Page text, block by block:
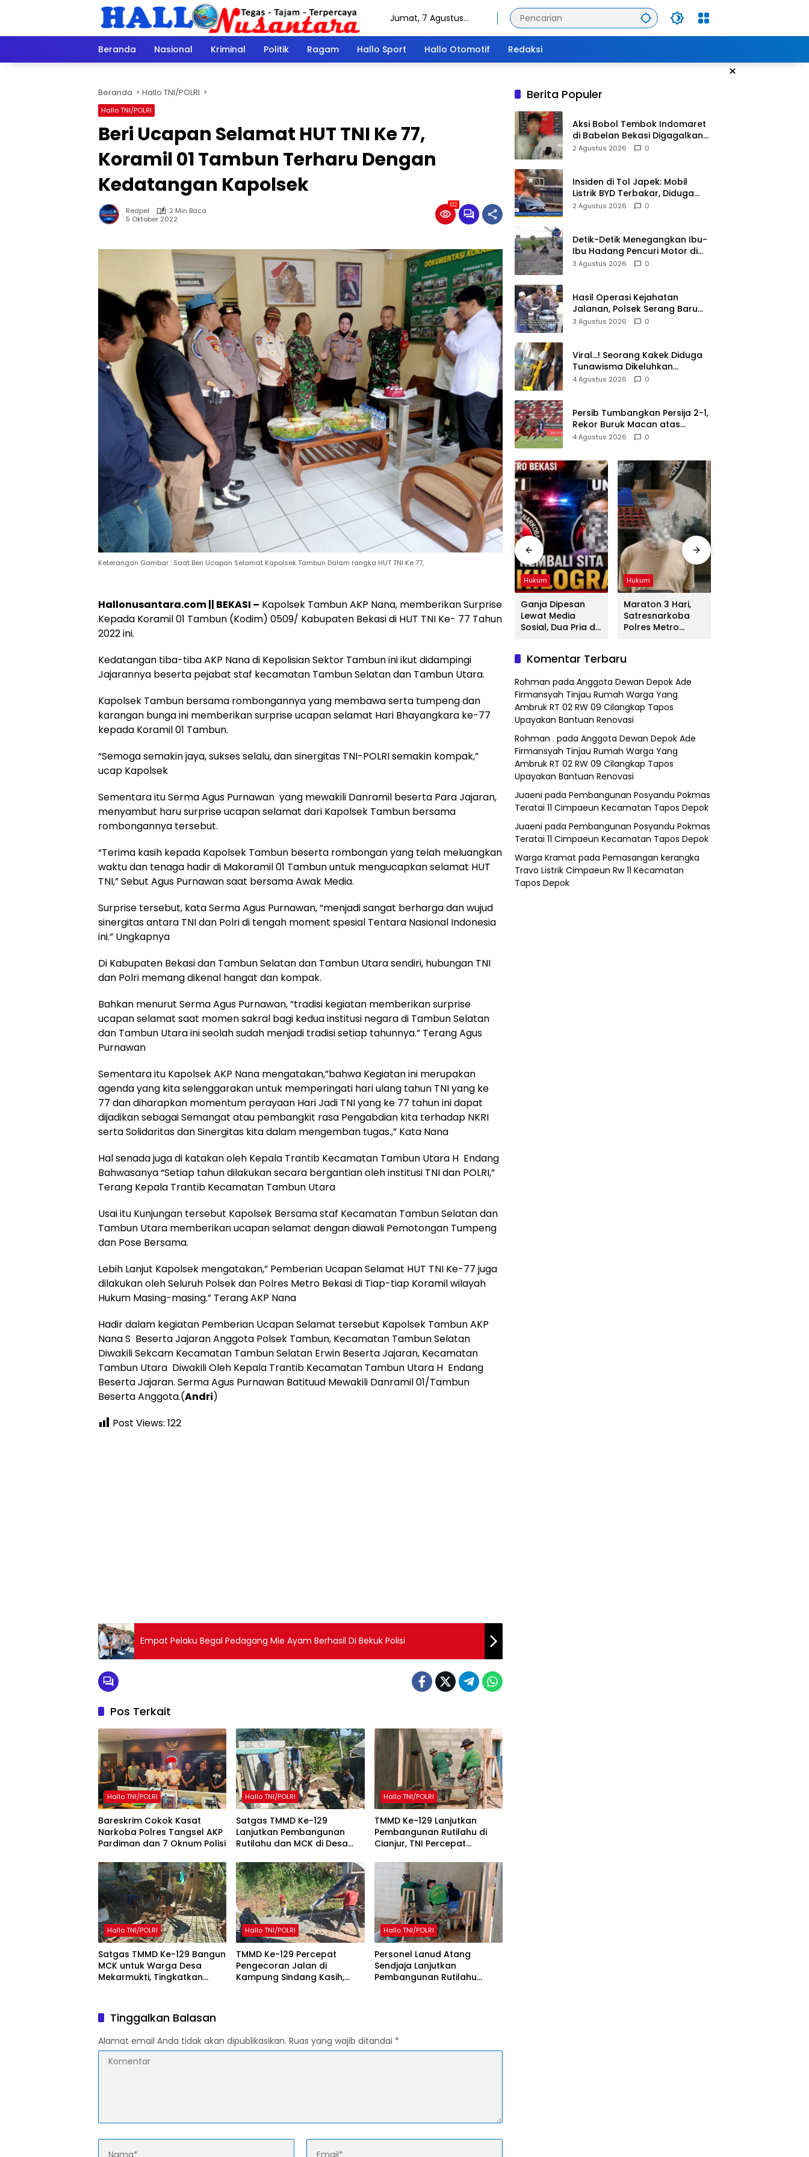
Jumat, 7 Agustus
Beranda
Nasional Kriminal Politik Ragam Hallo Sport Hallo Otomotif Redaksi
×
Beranda Hallo TNI/POLRI
Hallo TNI/POLRI
Beri Ucapan Selamat HUT TNI Ke 77,
Koramil 01 Tambun Terharu Dengan
Kedatangan Kapolsek
Redpel
2 Min Baca
5 Oktober 2022
122
Keterangan Gambar : Saat Beri Ucapan Selamat Kapolsek Tambun Dalam rangka HUT TNI Ke 77,
Hallonusantara.com || BEKASI – Kapolsek Tambun AKP Nana, memberikan Surprise
Kepada Koramil 01 Tambun (Kodim) 0509/ Kabupaten Bekasi di HUT TNI Ke- 77 Tahun
2022 ini.
Kedatangan tiba-tiba AKP Nana di Kepolisian Sektor Tambun ini ikut didampingi
Jajarannya beserta pejabat staf kecamatan Tambun Selatan dan Tambun Utara.
Kapolsek Tambun bersama rombongannya yang membawa serta tumpeng dan
karangan bunga ini memberikan surprise ucapan selamat Hari Bhayangkara ke-77
kepada Koramil 01 Tambun.
“Semoga semakin jaya, sukses selalu, dan sinergitas TNI-POLRI semakin kompak,”
ucap Kapolsek
Sementara itu Serma Agus Purnawan yang mewakili Danramil beserta Para Jajaran,
menyambut haru surprise ucapan selamat dari Kapolsek Tambun bersama
rombongannya tersebut.
“Terima kasih kepada Kapolsek Tambun beserta rombongan yang telah meluangkan
waktu dan tenaga hadir di Makoramil 01 Tambun untuk mengucapkan selamat HUT
TNI,” Sebut Agus Purnawan saat bersama Awak Media.
Surprise tersebut, kata Serma Agus Purnawan, “menjadi sangat berharga dan wujud
sinergitas antara TNI dan Polri di tengah moment spesial Tentara Nasional Indonesia
ini.” Ungkapnya
Di Kabupaten Bekasi dan Tambun Selatan dan Tambun Utara sendiri, hubungan TNI
dan Polri memang dikenal hangat dan kompak.
Bahkan menurut Serma Agus Purnawan, “tradisi kegiatan memberikan surprise
ucapan selamat saat momen sakral bagi kedua institusi negara di Tambun Selatan
dan Tambun Utara ini seolah sudah menjadi tradisi setiap tahunnya.” Terang Agus
Purnawan
Sementara itu Kapolsek AKP Nana mengatakan,”bahwa Kegiatan ini merupakan
agenda yang kita selenggarakan untuk memperingati hari ulang tahun TNI yang ke
77 dan diharapkan momentum perayaan Hari Jadi TNI yang ke 77 tahun ini dapat
dijadikan sebagai Semangat atau pembangkit rasa Pengabdian kita terhadap NKRI
serta Solidaritas dan Sinergitas kita dalam mengemban tugas.,” Kata Nana
Hal senada juga di katakan oleh Kepala Trantib Kecamatan Tambun Utara H Endang
Bahwasanya “Setiap tahun dilakukan secara bergantian oleh institusi TNI dan POLRI,”
Terang Kepala Trantib Kecamatan Tambun Utara
Usai itu Kunjungan tersebut Kapolsek Bersama staf Kecamatan Tambun Selatan dan
Tambun Utara memberikan ucapan selamat dengan diawali Pemotongan Tumpeng
dan Pose Bersama.
Lebih Lanjut Kapolsek mengatakan,” Pemberian Ucapan Selamat HUT TNI Ke-77 juga
dilakukan oleh Seluruh Polsek dan Polres Metro Bekasi di Tiap-tiap Koramil wilayah
Hukum Masing-masing.” Terang AKP Nana
Hadir dalam kegiatan Pemberian Ucapan Selamat tersebut Kapolsek Tambun AKP
Nana S Beserta Jajaran Anggota Polsek Tambun, Kecamatan Tambun Selatan
Diwakili Sekcam Kecamatan Tambun Selatan Erwin Beserta Jajaran, Kecamatan
Tambun Utara Diwakili Oleh Kepala Trantib Kecamatan Tambun Utara H Endang
Beserta Jajaran. Serma Agus Purnawan Batituud Mewakili Danramil 01/Tambun
Beserta Anggota.(Andri)
Post Views: 122
Empat Pelaku Begal Pedagang Mie Ayam Berhasil Di Bekuk Polisi
Pos Terkait
Hallo TNI/POLRI
Bareskrim Cokok Kasat
Narkoba Polres Tangsel AKP
Pardiman dan 7 Oknum Polisi
Hallo TNI/POLRI
Satgas TMMD Ke-129
Lanjutkan Pembangunan
Rutilahu dan MCK di Desa
Hallo TNI/POLRI
TMMD Ke-129 Lanjutkan
Pembangunan Rutilahu di
Cianjur, TNI Percepat
Warga
Hallo TNI/POLRI
Satgas TMMD Ke-129 Bangun
MCK untuk Warga Desa
Mekarmukti, Tingkatkan
Hallo TNI/POLRI
TMMD Ke-129 Percepat
Pengecoran Jalan di
Kampung Sindang Kasih,
Hallo TNI/POLRI
Personel Lanud Atang
Sendjaja Lanjutkan
Pembangunan Rutilahu
Tinggalkan Balasan
Alamat email Anda tidak akan dipublikasikan. Ruas yang wajib ditandai *
Berita Populer
Aksi Bobol Tembok Indomaret
di Babelan Bekasi Digagalkan
Satpam dan Warga, Dua
2 Agustus 2026 0
Insiden di Tol Japek: Mobil
Listrik BYD Terbakar, Diduga
Gangguan Korsleting Listrik
2 Agustus 2026 0
Detik-Detik Menegangkan Ibu-
Ibu Hadang Pencuri Motor di
Purwasari Karawang, Pelaku
3 Agustus 2026 0
Hasil Operasi Kejahatan
Jalanan, Polsek Serang Baru
Serahkan Motor Hilang ke
3 Agustus 2026 0
Viral…! Seorang Kakek Diduga
Tunawisma Dikeluhkan
Penumpang dan Turun dari
4 Agustus 2026 0
Persib Tumbangkan Persija 2-1,
Rekor Buruk Macan atas
Maung Berlanjut
4 Agustus 2026 0
Tega! Terkuak
Sosok Terduga
Pembunuh Lansia
di Deli Serdang
Polisi Tetangga
Korban
Viral…! Seorang
Kakek Diduga
Tunawisma
Turun dari
TransJakarta
Badan
Hasil Operasi
Kejahatan
Jalanan, Polsek
Hilang ke Pemilik
Detik-Detik
Menegangkan
Karawang, Pelaku
Lolos di Tengah
Hukum
Ganja Dipesan
Lewat Media
Sosial, Dua Pria di
Satresnarkoba
Bekasi
Hukum
Maraton 3 Hari,
Satresnarkoba
Polres Metro
Ganja, dan
Komentar Terbaru
Rohman pada Anggota Dewan Depok Ade
Firmansyah Tinjau Rumah Warga Yang
Ambruk RT 02 RW 09 Cilangkap Tapos
Upayakan Bantuan Renovasi
Rohman . pada Anggota Dewan Depok Ade
Firmansyah Tinjau Rumah Warga Yang
Ambruk RT 02 RW 09 Cilangkap Tapos
Upayakan Bantuan Renovasi
Juaeni pada Pembangunan Posyandu Pokmas
Teratai 11 Cimpaeun Kecamatan Tapos Depok
Juaeni pada Pembangunan Posyandu Pokmas
Teratai 11 Cimpaeun Kecamatan Tapos Depok
Warga Kramat pada Pemasangan kerangka
Travo Listrik Cimpaeun Rw 11 Kecamatan
Tapos Depok